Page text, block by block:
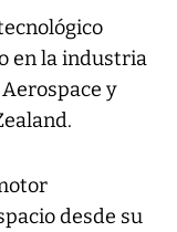
en la industria
y
desde su